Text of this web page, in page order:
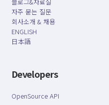
블로그&자료실
자주 묻는 질문
회사소개 & 채용
ENGLISH
日本語
Developers
OpenSource API